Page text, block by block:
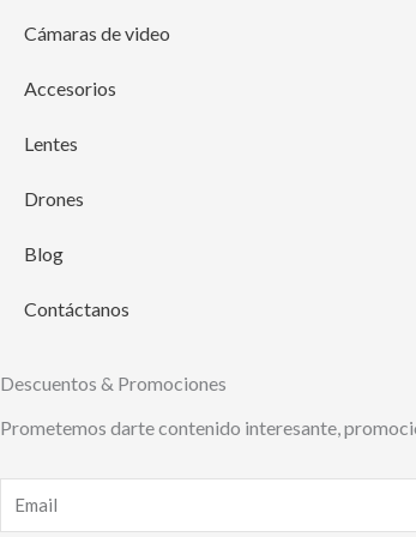
Cámaras de video
Accesorios
Lentes
Drones
Blog
Contáctanos
Descuentos & Promociones
Prometemos darte contenido interesante,
Email